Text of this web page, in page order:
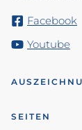
Facebook
Youtube
SEITEN